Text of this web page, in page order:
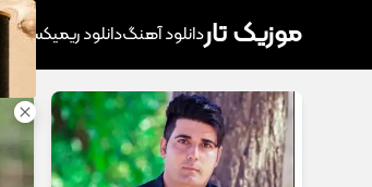
موزیک تاردانلود آهنگدانلود ریمیکس